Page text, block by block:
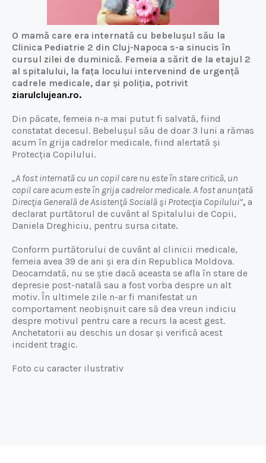
O mamă care era internată cu bebelușul său la
Clinica Pediatrie 2 din Cluj-Napoca s-a sinucis în
cursul zilei de duminică. Femeia a sărit de la etajul 2
al spitalului, la fața locului intervenind de urgență
cadrele medicale, dar și poliția, potrivit
ziarulclujean.ro.
Din păcate, femeia n-a mai putut fi salvată, fiind
constatat decesul. Bebelușul său de doar 3 luni a rămas
acum în grija cadrelor medicale, fiind alertată și
Protecția Copilului.
„A fost internată cu un copil care nu este în stare critică, un
copil care acum este în grija cadrelor medicale. A fost anunțată
Direcţia Generală de Asistenţă Socială şi Protecţia Copilului”, a
declarat purtătorul de cuvânt al Spitalului de Copii,
Daniela Dreghiciu, pentru sursa citate.
Conform purtătorului de cuvânt al clinicii medicale,
femeia avea 39 de ani și era din Republica Moldova.
Deocamdată, nu se știe dacă aceasta se afla în stare de
depresie post-natală sau a fost vorba despre un alt
motiv. În ultimele zile n-ar fi manifestat un
comportament neobișnuit care să dea vreun indiciu
despre motivul pentru care a recurs la acest gest.
Anchetatorii au deschis un dosar și verifică acest
incident tragic.
Foto cu caracter ilustrativ